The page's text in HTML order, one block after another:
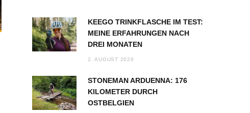
KEEGO TRINKFLASCHE IM TEST:
MEINE ERFAHRUNGEN NACH
DREI MONATEN
2. AUGUST 2026
STONEMAN ARDUENNA: 176
KILOMETER DURCH
OSTBELGIEN